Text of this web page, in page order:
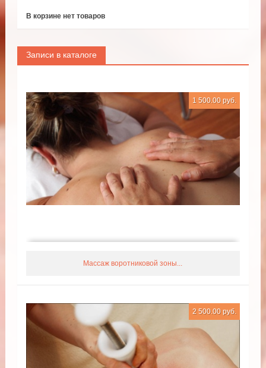
В корзине нет товаров
Записи в каталоге
Массаж воротниковой зоны...
1 500.00 руб.
2 500.00 руб.